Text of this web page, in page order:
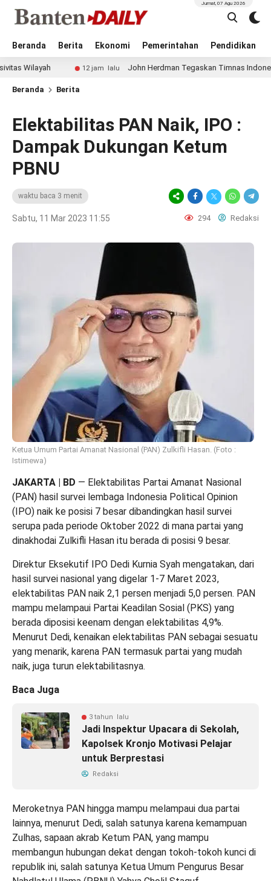
Beranda Berita Ekonomi Pemerintahan Pendidikan
Jumat, 07 Agu 2026
12 jam lalu John Herdman Tegaskan Timnas Indonesia Main
Beranda Berita
Elektabilitas PAN Naik, IPO :
Dampak Dukungan Ketum
PBNU
waktu baca 3 menit
Sabtu, 11 Mar 2023 11:55 294 Redaksi
Ketua Umum Partai Amanat Nasional (PAN) Zulkifli Hasan. (Foto :
Istimewa)
JAKARTA | BD — Elektabilitas Partai Amanat Nasional
(PAN) hasil survei lembaga Indonesia Political Opinion
(IPO) naik ke posisi 7 besar dibandingkan hasil survei
serupa pada periode Oktober 2022 di mana partai yang
dinakhodai Zulkifli Hasan itu berada di posisi 9 besar.
Direktur Eksekutif IPO Dedi Kurnia Syah mengatakan, dari
hasil survei nasional yang digelar 1-7 Maret 2023,
elektabilitas PAN naik 2,1 persen menjadi 5,0 persen. PAN
mampu melampaui Partai Keadilan Sosial (PKS) yang
berada diposisi keenam dengan elektabilitas 4,9%.
Menurut Dedi, kenaikan elektabilitas PAN sebagai sesuatu
yang menarik, karena PAN termasuk partai yang mudah
naik, juga turun elektabilitasnya.
Baca Juga
3 tahun lalu
Jadi Inspektur Upacara di Sekolah,
Kapolsek Kronjo Motivasi Pelajar
untuk Berprestasi
Redaksi
Meroketnya PAN hingga mampu melampaui dua partai
lainnya, menurut Dedi, salah satunya karena kemampuan
Zulhas, sapaan akrab Ketum PAN, yang mampu
membangun hubungan dekat dengan tokoh-tokoh kunci di
republik ini, salah satunya Ketua Umum Pengurus Besar